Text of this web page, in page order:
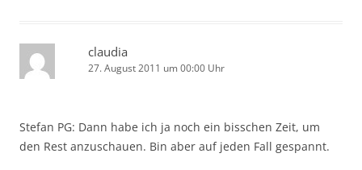
claudia
27. August 2011 um 00:00 Uhr
Stefan PG: Dann habe ich ja noch ein bisschen Zeit, um
den Rest anzuschauen. Bin aber auf jeden Fall gespannt.